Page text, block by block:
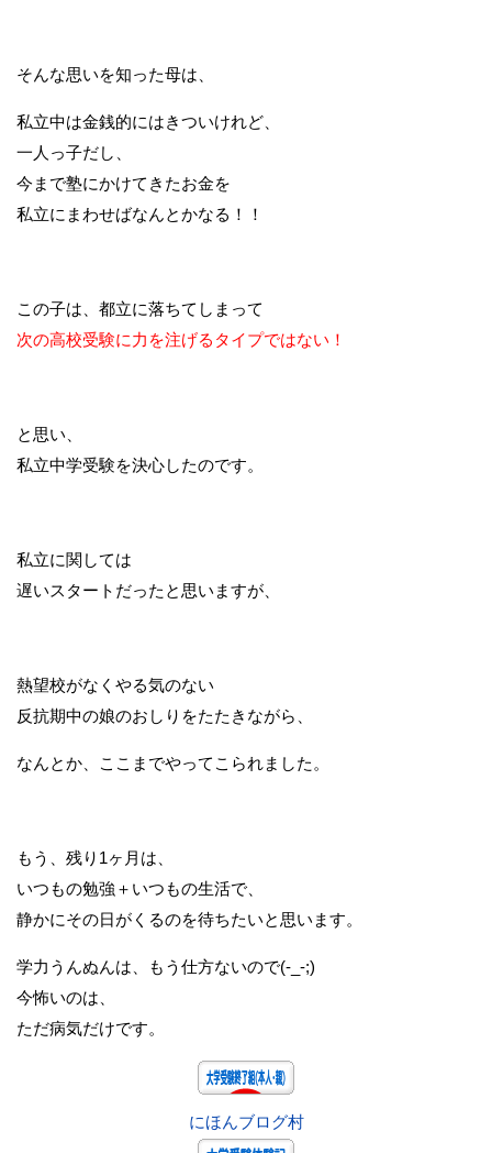
そんな思いを知った母は、
私立中は金銭的にはきついけれど、
一人っ子だし、
今まで塾にかけてきたお金を
私立にまわせばなんとかなる！！
この子は、都立に落ちてしまって
次の高校受験に力を注げるタイプではない！
と思い、
私立中学受験を決心したのです。
私立に関しては
遅いスタートだったと思いますが、
熱望校がなくやる気のない
反抗期中の娘のおしりをたたきながら、
なんとか、ここまでやってこられました。
もう、残り1ヶ月は、
いつもの勉強＋いつもの生活で、
静かにその日がくるのを待ちたいと思います。
学力うんぬんは、もう仕方ないので(-_-;)
今怖いのは、
ただ病気だけです。
にほんブログ村